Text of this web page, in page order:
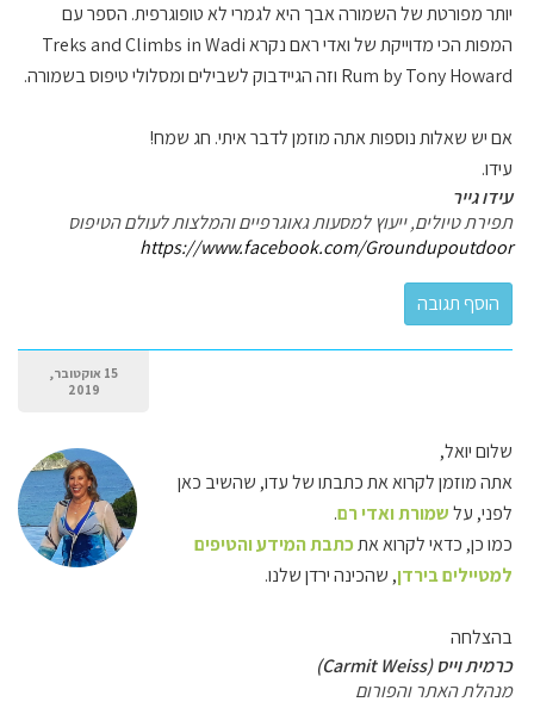
יותר מפורטת של השמורה אבך היא לגמרי לא טופוגרפית. הספר עם
המפות הכי מדוייקת של ואדי ראם נקרא Treks and Climbs in Wadi
Rum by Tony Howard וזה הגיידבוק לשבילים ומסלולי טיפוס בשמורה.
אם יש שאלות נוספות אתה מוזמן לדבר איתי. חג שמח!
עידו.
עידו גייר
תפירת טיולים, ייעוץ למסעות גאוגרפיים והמלצות לעולם הטיפוס
https://www.facebook.com/Groundupoutdoor
15 אוקטובר,
2019
שלום יואל,
אתה מוזמן לקרוא את כתבתו של עדו, שהשיב כאן
לפני, עלשמורת ואדי רם.
כמו כן, כדאי לקרוא אתכתבת המידע והטיפים
למטיילים בירדן, שהכינה ירדן שלנו.
בהצלחה
כרמית וייס (Carmit Weiss)
מנהלת האתר והפורום